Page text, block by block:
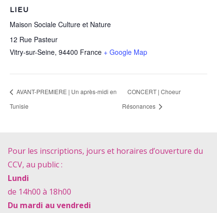
LIEU
Maison Sociale Culture et Nature
12 Rue Pasteur
Vitry-sur-Seine, 94400 France + Google Map
AVANT-PREMIERE | Un après-midi en
Tunisie
CONCERT | Choeur
Résonances
Pour les inscriptions, jours et horaires d’ouverture du
CCV, au public :
Lundi
de 14h00 à 18h00
Du mardi au vendredi